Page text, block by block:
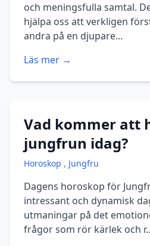
och meningsfulla samtal.
hjälpa oss att verkligen
andra på en djupare...
Läs mer →
Vad kommer att
jungfrun idag?
Horoskop , Jungfru
Dagens horoskop för
intressant och dynamisk
utmaningar på det
frågor som rör kärlek och